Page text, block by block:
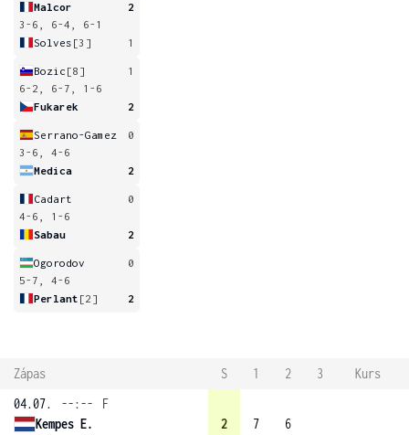
Malcor
2
3-6, 6-4, 6-1
Solves [3] 1
Bozic [8]
1
6-2, 6-7, 1-6
Fukarek
2
Serrano-Gamez
0
3-6, 4-6
Medica
2
Cadart
0
4-6, 1-6
Sabau
2
Ogorodov
0
5-7, 4-6
Perlant [2] 2
Zápas S 1 2 3
Kurs
04.07.
--:--
F
Kempes E.
2
7
6